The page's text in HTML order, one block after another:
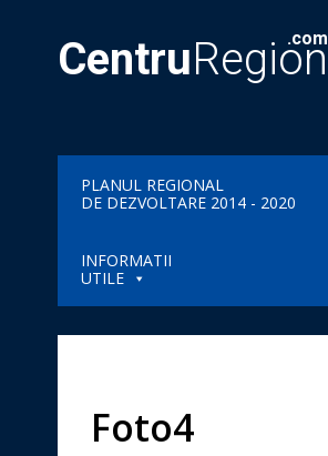
CentruRegion
.com
PLANUL REGIONAL
DE DEZVOLTARE 2014 - 2020
INFORMATII
UTILE
Foto4